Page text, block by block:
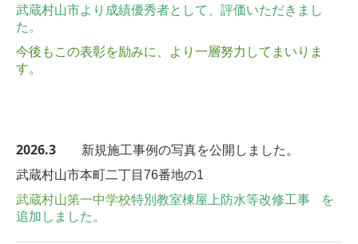
武蔵村山市より成績優秀者として、評価いただきまし
た。
今後もこの表彰を励みに、より一層努力してまいりま
す。
2026.3 新規施工事例の写真を公開しました。
武蔵村山市本町二丁目76番地の1
武蔵村山第一中学校特別教室棟屋上防水等改修工事
を
追加しました。